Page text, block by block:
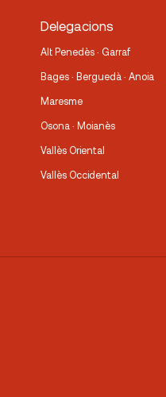
Delegacions
Alt Penedès · Garraf
Bages · Berguedà · Anoia
Maresme
Osona · Moianès
Vallès Oriental
Vallès Occidental